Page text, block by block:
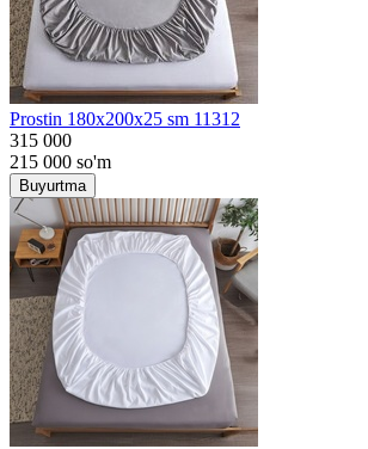
Prostin 180x200x25 sm 11312
315 000
215 000 so'm
Buyurtma